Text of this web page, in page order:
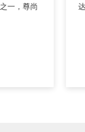
一，尊尚